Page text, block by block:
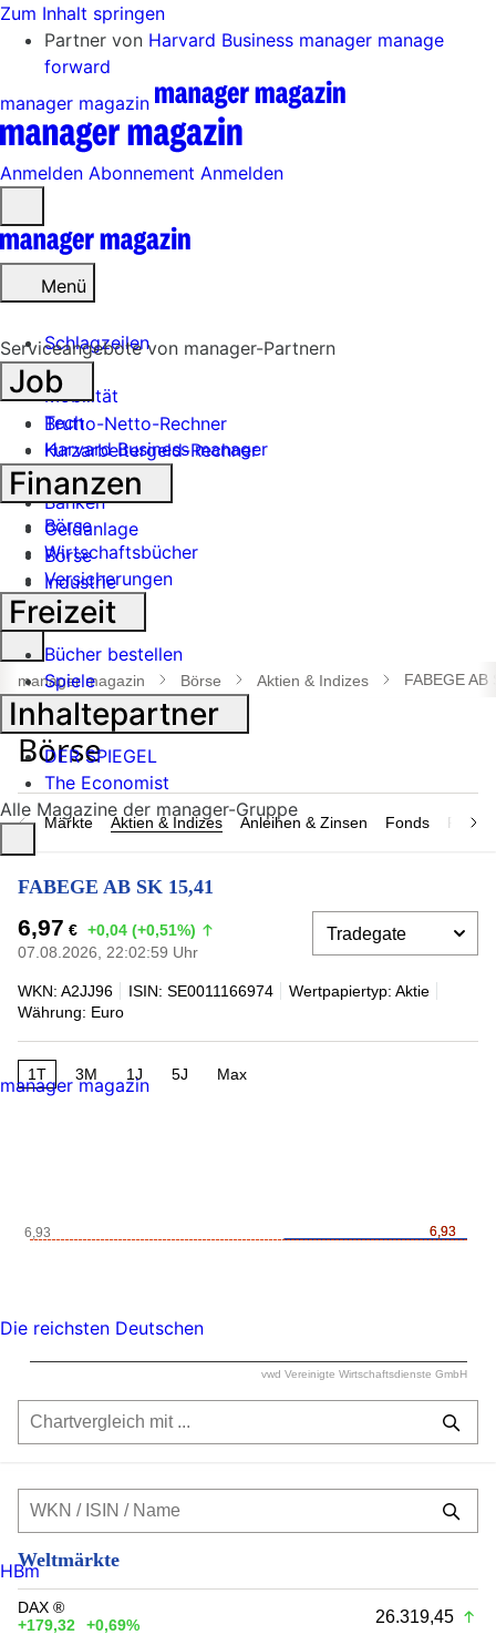
Zum Inhalt springen
Partner von Harvard Business manager manage
forward
manager magazin
Anmelden Abonnement Anmelden
öffnen
Menü
Schlagzeilen
Mobilität
Tech
Harvard Business manager
Handel
Banken
Geldanlage
Börse
Industrie
Suche
öffnen
manager magazin Börse Aktien & Indizes FABEGE AB
Märkte Aktien & Indizes Anleihen & Zinsen Fonds
FABEGE AB SK 15,41
6,97 € +0,04 (+0,51%)
07.08.2026, 22:02:59 Uhr
WKN: A2JJ96 ISIN: SE0011166974
Wertpapiertyp: Aktie
Währung: Euro
1T 3M 1J 5J Max
6,93
6,93
6,93
vwd Vereinigte Wirtschaftsdienste GmbH
Weltmärkte
DAX ®
+179,32
+0,69% 26.319,45
Serviceangebote von manager-Partnern
Job
Brutto-Netto-Rechner
Kurzarbeitergeld-Rechner
Finanzen
Börse
Wirtschaftsbücher
Versicherungen
Freizeit
Bücher bestellen
Spiele
Inhaltepartner
DER SPIEGEL
The Economist
Alle Magazine der manager-Gruppe
manager magazin
Die reichsten Deutschen
HBm